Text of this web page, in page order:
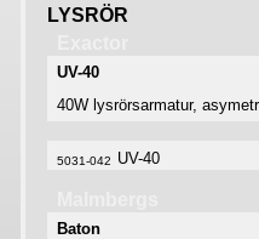
LYSRÖR
UV-40
40W lysrörsarmatur,
5031-042 UV-40
Baton